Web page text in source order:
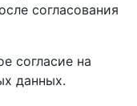
согласования
согласие на
данных.